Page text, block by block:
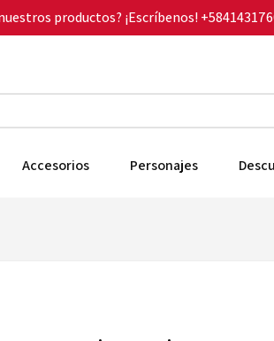
productos? ¡Escríbenos!
Accesorios Personajes